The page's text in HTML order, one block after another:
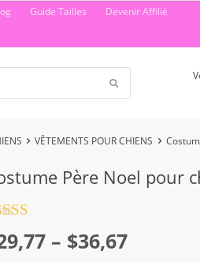
Guide Tailles
Devenir Affilié
VÊTEMENTS POUR CHIENS
Père Noel pour
5
– $36,67